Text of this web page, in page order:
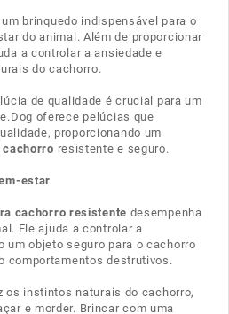
brinquedo indispensável para o
do animal. Além de proporcionar
a controlar a ansiedade e
do cachorro.
de qualidade é crucial para um
oferece pelúcias que
proporcionando um
cachorro resistente e seguro.
estar
cachorro resistente desempenha
Ele ajuda a controlar a
um objeto seguro para o cachorro
comportamentos destrutivos.
instintos naturais do cachorro,
e morder. Brincar com uma